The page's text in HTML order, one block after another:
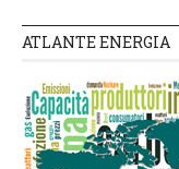
ATLANTE ENERGIA